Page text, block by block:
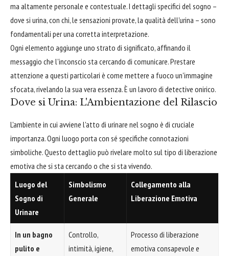
ma altamente personale e contestuale. I dettagli specifici del sogno –
dove si urina, con chi, le sensazioni provate, la qualità dell'urina – sono
fondamentali per una corretta interpretazione.
Ogni elemento aggiunge uno strato di significato, affinando il
messaggio che l'inconscio sta cercando di comunicare. Prestare
attenzione a questi particolari è come mettere a fuoco un'immagine
sfocata, rivelando la sua vera essenza. È un lavoro di detective onirico.
Dove si Urina: L'Ambientazione del Rilascio
L'ambiente in cui avviene l'atto di urinare nel sogno è di cruciale
importanza. Ogni luogo porta con sé specifiche connotazioni
simboliche. Questo dettaglio può rivelare molto sul tipo di liberazione
emotiva che si sta cercando o che si sta vivendo.
Luogo del
Sogno di
Urinare
Simbolismo
Generale
Collegamento alla
Liberazione Emotiva
In un bagno
pulito e
Controllo,
intimità, igiene,
Processo di liberazione
emotiva consapevole e